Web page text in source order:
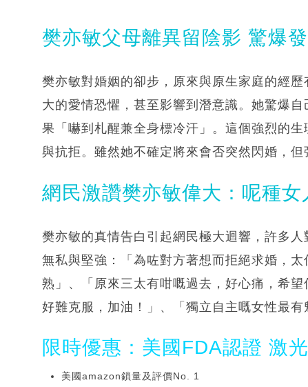
樊亦敏父母離異留陰影 驚爆
樊亦敏對婚姻的卻步，原來與原生家庭的經
大的愛情恐懼，甚至影響到潛意識。她驚爆
果「嚇到札醒兼全身標冷汗」。這個強烈的
與抗拒。雖然她不確定將來會否突然閃婚，
網民激讚樊亦敏偉大：呢種女
樊亦敏的真情告白引起網民極大迴響，許多
無私與堅強：「為咗對方著想而拒絕求婚，
熟」、「原來三太有咁嘅過去，好心痛，希
好難克服，加油！」、「獨立自主嘅女性最有
限時優惠：美國FDA認證 激
美國amazon鎖量及評價No. 1